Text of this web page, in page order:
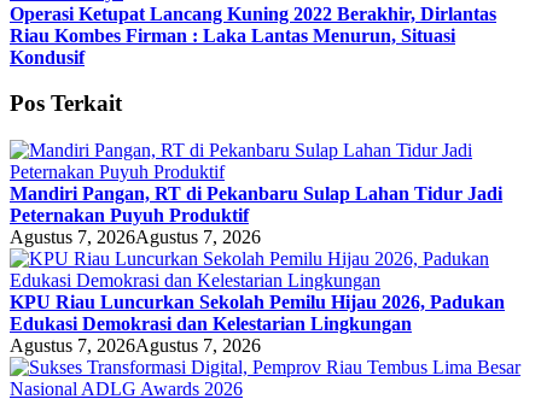
Operasi Ketupat Lancang Kuning 2022 Berakhir, Dirlantas
Riau Kombes Firman : Laka Lantas Menurun, Situasi
Kondusif
Pos Terkait
Mandiri Pangan, RT di Pekanbaru Sulap Lahan Tidur Jadi
Peternakan Puyuh Produktif
Agustus 7, 2026Agustus 7, 2026
KPU Riau Luncurkan Sekolah Pemilu Hijau 2026, Padukan
Edukasi Demokrasi dan Kelestarian Lingkungan
Agustus 7, 2026Agustus 7, 2026